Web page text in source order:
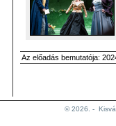
Az előadás bemutatója:
© 2026. -